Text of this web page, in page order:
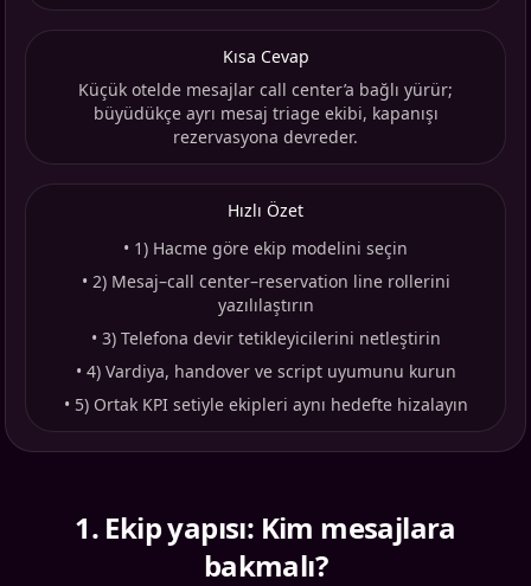
Kısa Cevap
Küçük otelde mesajlar call center’a bağlı yürür;
büyüdükçe ayrı mesaj triage ekibi, kapanışı
rezervasyona devreder.
Hızlı Özet
• 1) Hacme göre ekip modelini seçin
• 2) Mesaj–call center–reservation line rollerini
yazılılaştırın
• 3) Telefona devir tetikleyicilerini netleştirin
• 4) Vardiya, handover ve script uyumunu kurun
• 5) Ortak KPI setiyle ekipleri aynı hedefte hizalayın
1. Ekip yapısı: Kim mesajlara
bakmalı?